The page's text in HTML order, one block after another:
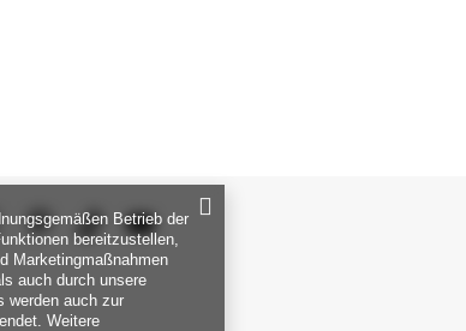
Betrieb der
bereitzustellen,
Marketingmaßnahmen
auch durch unsere
werden auch zur
Weitere